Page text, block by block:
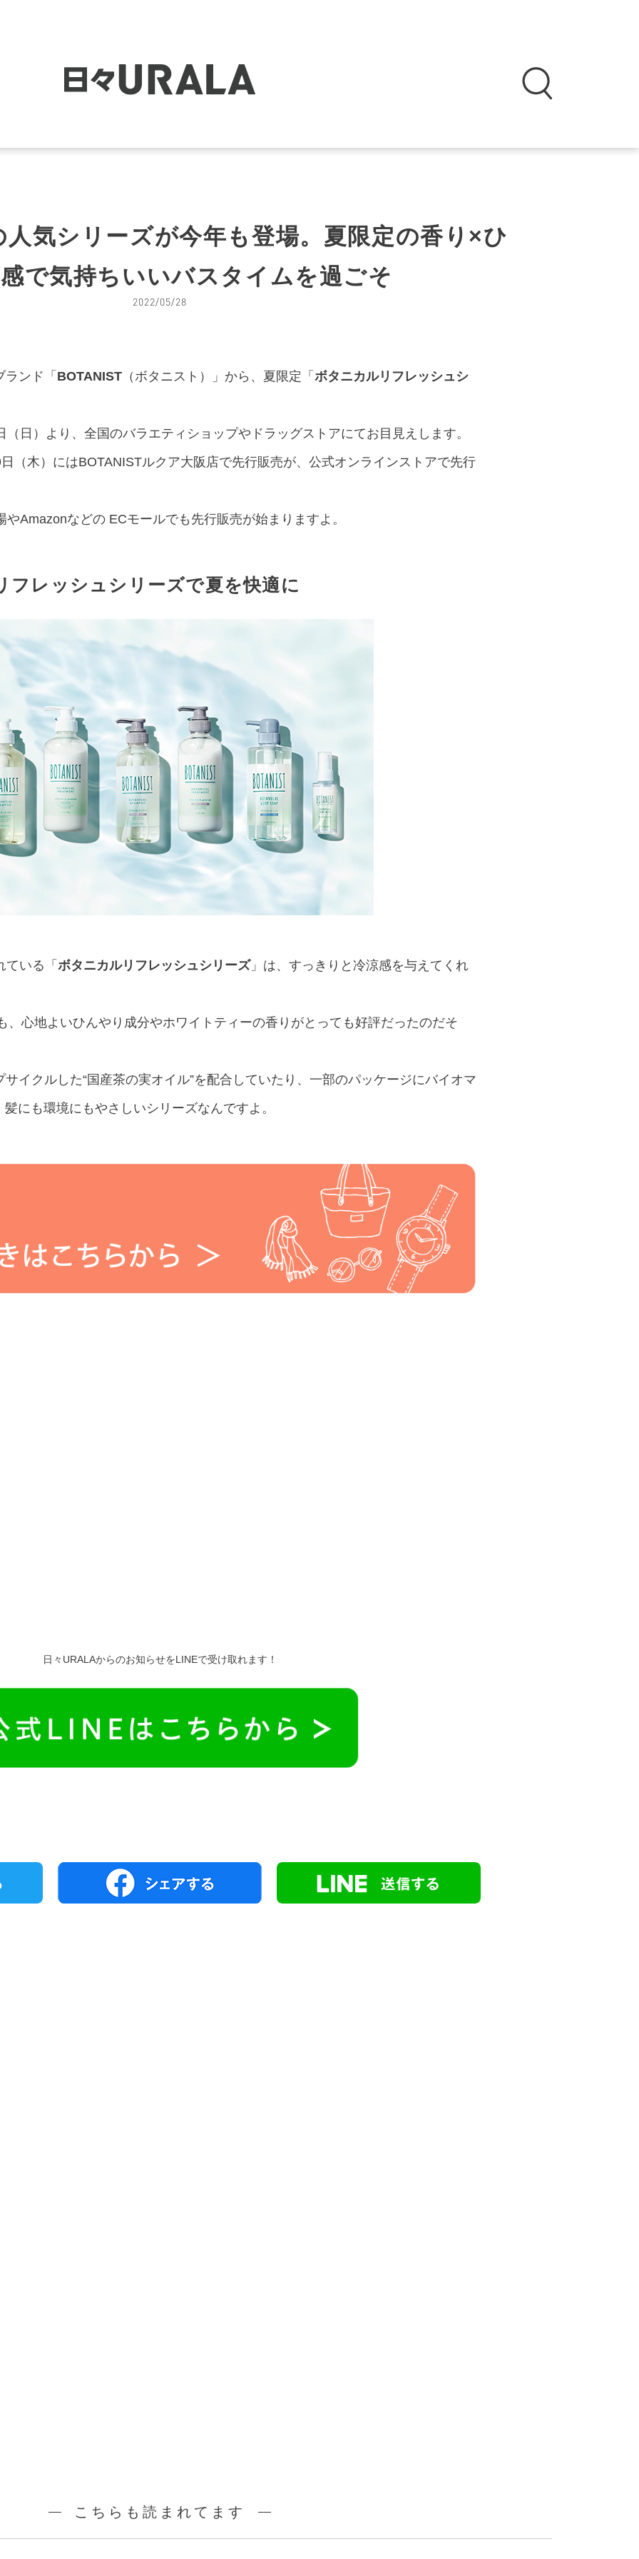
気シリーズが今年も登場。夏限定の香り×ひ
で気持ちいいバスタイムを過ごそ
2022/05/28
ンド「 BOTANIST （ボタニスト）」から、夏限定「 ボタニカルリフレッシュシ
日）より、全国のバラエティショップやドラッグストアにてお目見えします。
（木）にはBOTANISTルクア大阪店で先行販売が、公式オンラインストアで先行
Amazonなどの ECモールでも先行販売が始まりますよ。
フレッシュシリーズで夏を快適に
ている「 ボタニカルリフレッシュシリーズ」は、すっきりと冷涼感を与えてくれ
、心地よいひんやり成分やホワイトティーの香りがとっても好評だったのだそ
イクルした“国産茶の実オイル”を配合していたり、一部のパッケージにバイオマ
にも環境にもやさしいシリーズなんですよ。
日々URALAからのお知らせをLINEで受け取れます！
こちらも読まれてます